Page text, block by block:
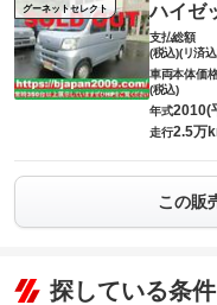
グーネットセレクト ハイゼ
支払総額
(税込)(リ済
車両本体価
(税込)
年式2010(
走行2.5万
この販
探している条